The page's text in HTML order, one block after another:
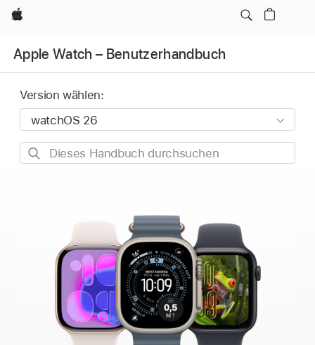
Apple
Apple Watch – Benutzerhandbuch
Version wählen:
Dieses